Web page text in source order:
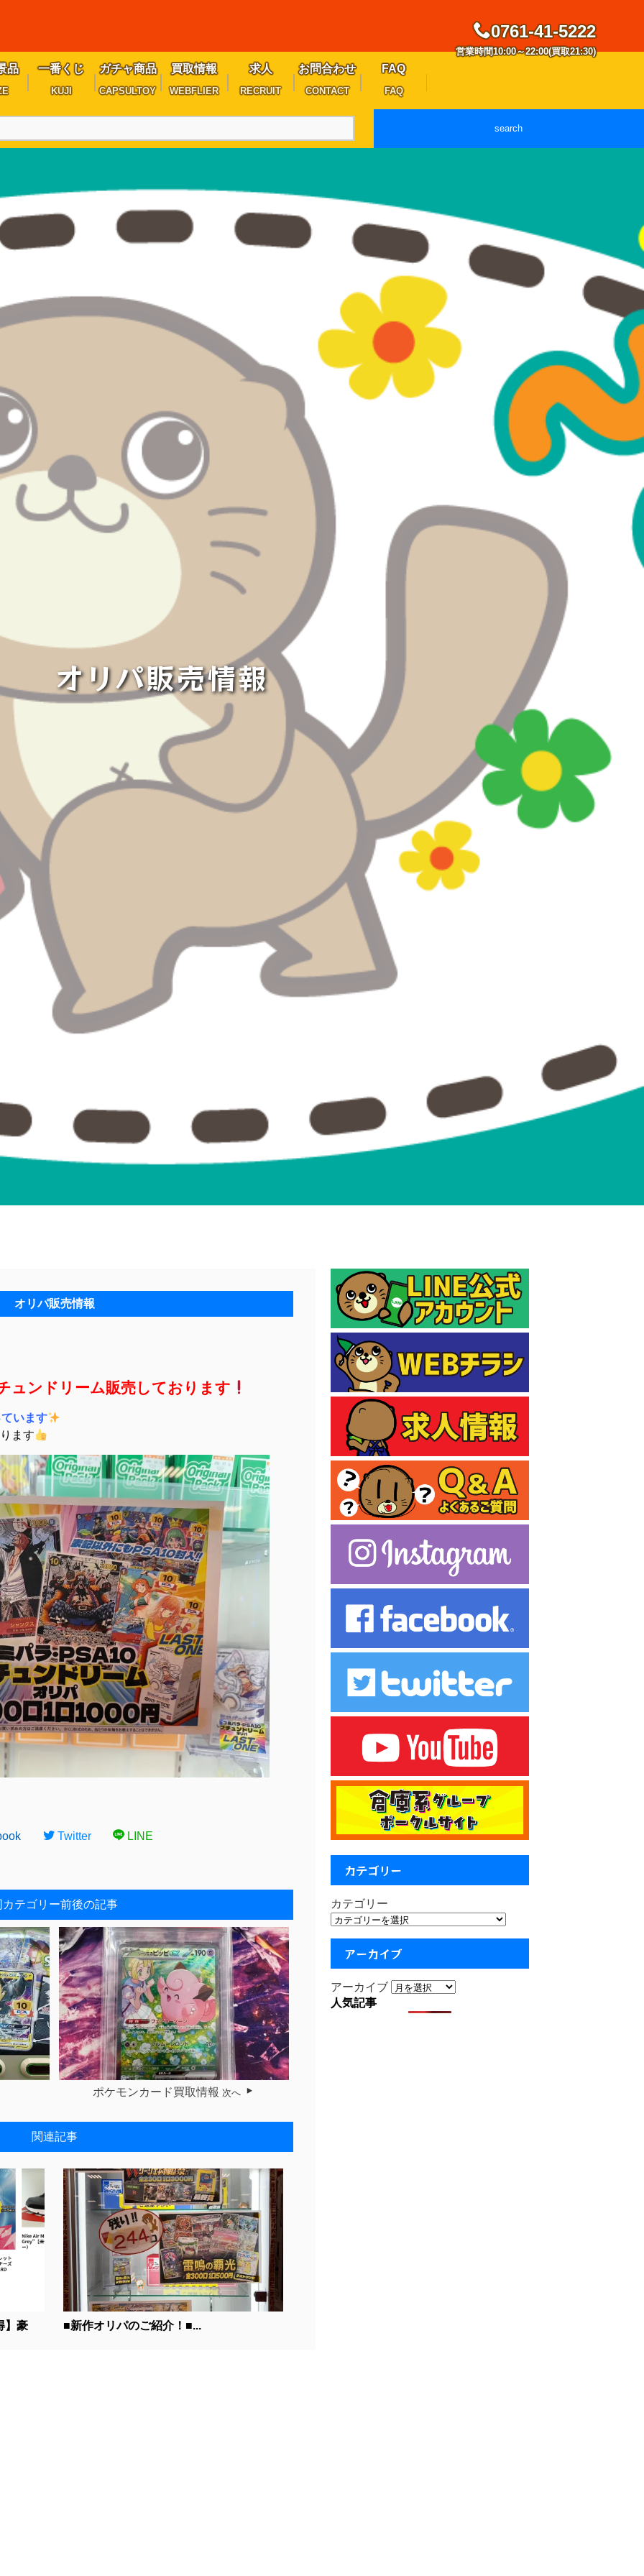
0761-41-5222
営業時間10:00～22:00(買取21:30)
品 一番くじ
KUJI
ガチャ商品
CAPSULTOY
買取情報
WEBFLIER
求人
RECRUIT
お問合わせ
CONTACT
FAQ
FAQ
search
オリパ販売情報
オリパ販売情報
ンドリーム販売しております
います
ます
Twitter LINE
カテゴリー前後の記事
ポケモンカード買取情報 次へ
関連記事
】豪 ■新作オリパのご紹介！■...
カテゴリー
カテゴリー
アーカイブ
アーカイブ
人気記事